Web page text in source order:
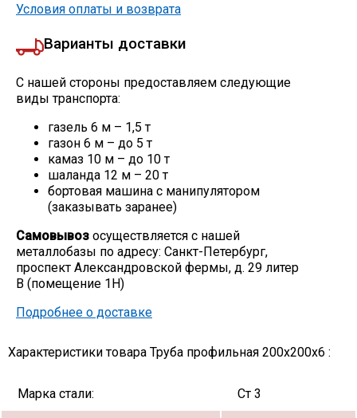
Условия оплаты и возврата
Варианты доставки
С нашей стороны предоставляем следующие
виды транспорта:
газель 6 м – 1,5 т
газон 6 м – до 5 т
камаз 10 м – до 10 т
шаланда 12 м – 20 т
бортовая машина с манипулятором
(заказывать заранее)
Самовывоз осуществляется с нашей
металлобазы по адресу: Санкт-Петербург,
проспект Александровской фермы, д. 29 литер
В (помещение 1Н)
Подробнее о доставке
Характеристики товара Труба профильная 200х200х6 :
Марка стали: Ст 3